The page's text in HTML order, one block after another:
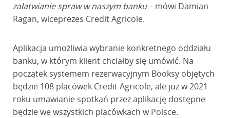
załatwianie spraw w naszym banku– mówi Damian
Ragan, wiceprezes Credit Agricole.
Aplikacja umożliwia wybranie konkretnego oddziału
banku, w którym klient chciałby się umówić. Na
początek systemem rezerwacyjnym Booksy objętych
będzie 108 placówek Credit Agricole, ale już w 2021
roku umawianie spotkań przez aplikację dostępne
będzie we wszystkich placówkach w Polsce.